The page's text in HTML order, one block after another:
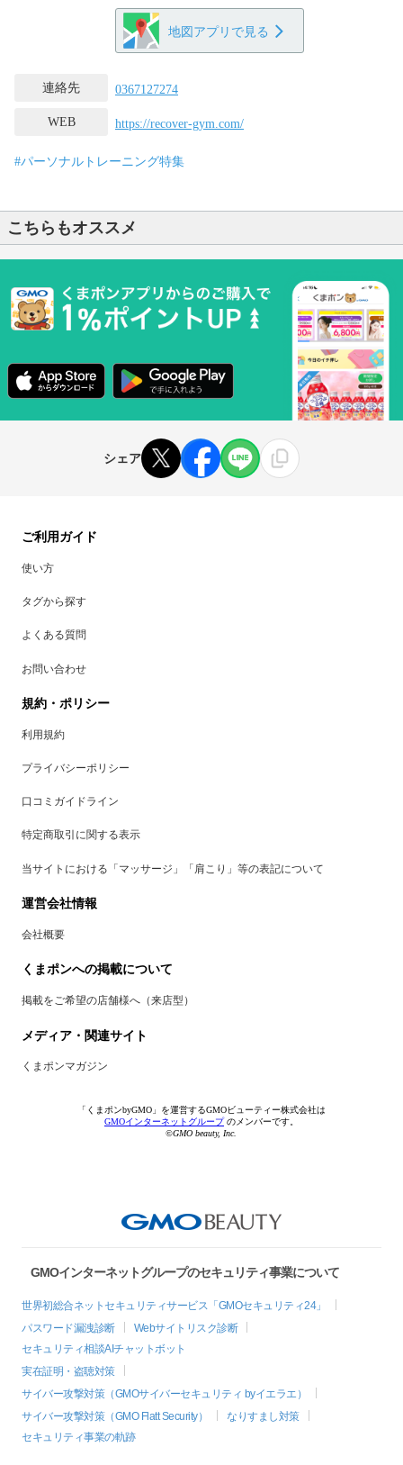
地図アプリで見る
連絡先 0367127274
WEB https://recover-gym.com/
#パーソナルトレーニング特集
こちらもオススメ
シェア
ご利用ガイド
使い方
タグから探す
よくある質問
お問い合わせ
規約・ポリシー
利用規約
プライバシーポリシー
口コミガイドライン
特定商取引に関する表示
当サイトにおける「マッサージ」「肩こり」等の表記について
運営会社情報
会社概要
くまポンへの掲載について
掲載をご希望の店舗様へ（来店型）
メディア・関連サイト
くまポンマガジン
「くまポンbyGMO」を運営するGMOビューティー株式会社は
GMOインターネットグループのメンバーです。
©GMO beauty, Inc.
GMOインターネットグループのセキュリティ事業について
世界初総合ネットセキュリティサービス「GMOセキュリティ24」
パスワード漏洩診断
Webサイトリスク診断
セキュリティ相談AIチャットボット
実在証明・盗聴対策
サイバー攻撃対策（GMOサイバーセキュリティ byイエラエ）
サイバー攻撃対策（GMO Flatt Security）
なりすまし対策
セキュリティ事業の軌跡